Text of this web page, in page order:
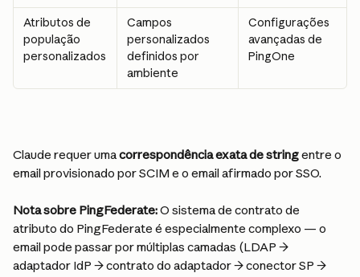
Atributos de
população
personalizados
Campos
personalizados
definidos por
ambiente
Configurações
avançadas de
PingOne
Claude requer uma correspondência exata de string entre o
email provisionado por SCIM e o email afirmado por SSO.
Nota sobre PingFederate: O sistema de contrato de
atributo do PingFederate é especialmente complexo — o
email pode passar por múltiplas camadas (LDAP →
adaptador IdP → contrato do adaptador → conector SP →